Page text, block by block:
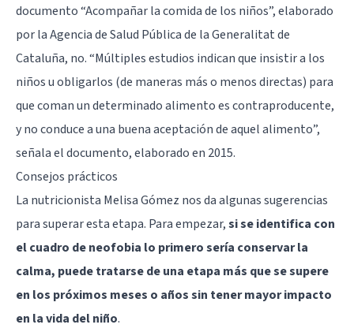
documento “Acompañar la comida de los niños”, elaborado
por la Agencia de Salud Pública de la Generalitat de
Cataluña, no. “Múltiples estudios indican que insistir a los
niños u obligarlos (de maneras más o menos directas) para
que coman un determinado alimento es contraproducente,
y no conduce a una buena aceptación de aquel alimento”,
señala el documento, elaborado en 2015.
Consejos prácticos
La nutricionista Melisa Gómez nos da algunas sugerencias
para superar esta etapa. Para empezar,si se identifica con
el cuadro de neofobia lo primero sería conservar la
calma, puede tratarse de una etapa más que se supere
en los próximos meses o años sin tener mayor impacto
en la vida del niño.